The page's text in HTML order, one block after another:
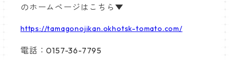
のホームページはこちら▼
https://tamagonojikan.okhotsk-tomato.com/
電話：0157-36-7795